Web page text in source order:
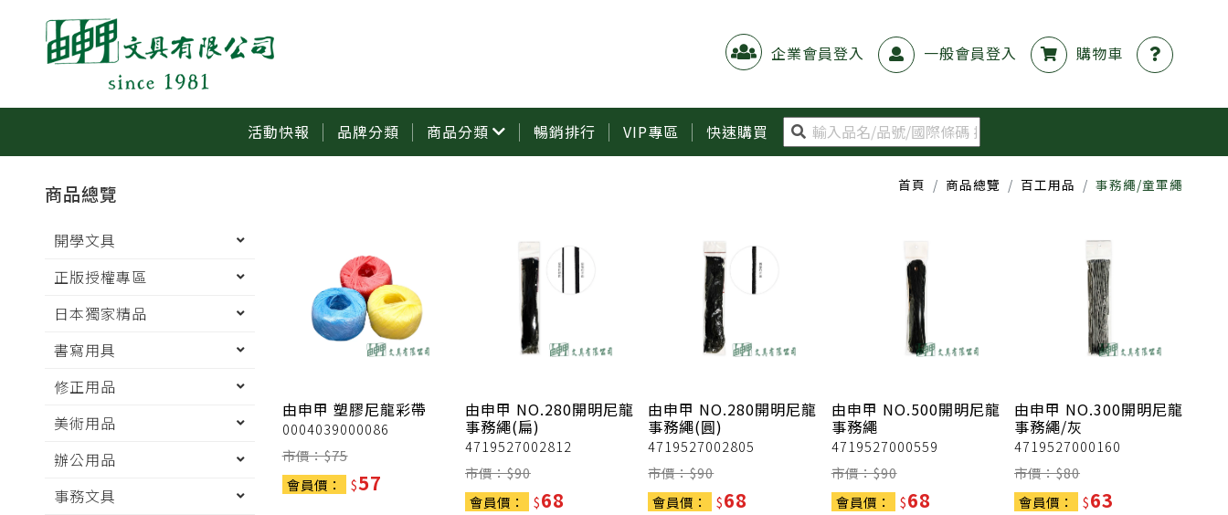
企業會員登入 一般會員登入 購物車
活動快報 品牌分類 商品分類 暢銷排行 VIP專區 快速購買
商品總覽
開學文具
正版授權專區
日本獨家精品
書寫用具
修正用品
美術用品
辦公用品
事務文具
首頁 商品總覽 百工用品 事務繩/童軍繩
由申甲 塑膠尼龍彩帶
0004039000086
市價：$75
會員價：
$57
由申甲 NO.280開明尼龍
事務繩(扁)
4719527002812
市價：$90
會員價：
$68
由申甲 NO.280開明尼龍
事務繩(圓)
4719527002805
市價：$90
會員價：
$68
由申甲 NO.500開明尼龍
事務繩
4719527000559
市價：$90
會員價：
$68
由申甲 NO.300開明尼龍
事務繩/灰
4719527000160
市價：$80
會員價：
$63